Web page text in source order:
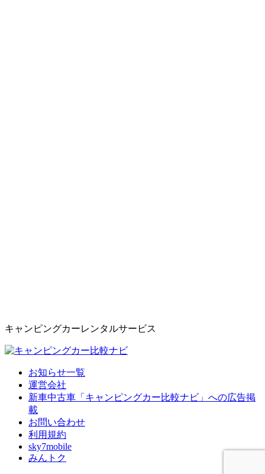
キャンピングカーレンタルサービス
お知らせ一覧
運営会社
新車中古車「キャンピングカー比較ナビ」への広告掲
載
お問い合わせ
利用規約
sky7mobile
みんトク